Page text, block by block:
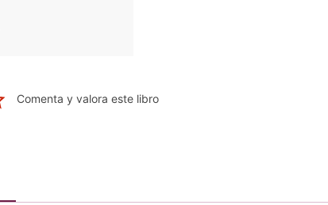
Comenta y valora este libro